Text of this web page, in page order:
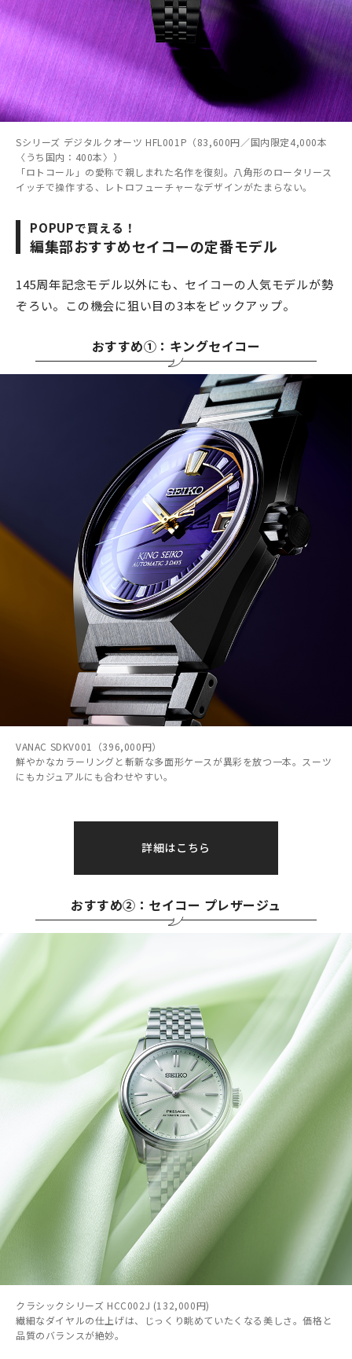
Sシリーズ デジタルクオーツ HFL001P（83,600円／国内限定4,000本
〈うち国内：400本〉）
「ロトコール」の愛称で親しまれた名作を復刻。八角形のロータリース
イッチで操作する、レトロフューチャーなデザインがたまらない。
POPUPで買える！
編集部おすすめセイコーの定番モデル
145周年記念モデル以外にも、セイコーの人気モデルが勢
ぞろい。この機会に狙い目の3本をピックアップ。
おすすめ①：キングセイコー
VANAC SDKV001（396,000円）
鮮やかなカラーリングと斬新な多面形ケースが異彩を放つ一本。スーツ
にもカジュアルにも合わせやすい。
詳細はこちら
おすすめ②：セイコー プレザージュ
クラシックシリーズ HCC002J (132,000円)
繊細なダイヤルの仕上げは、じっくり眺めていたくなる美しさ。価格と
品質のバランスが絶妙。